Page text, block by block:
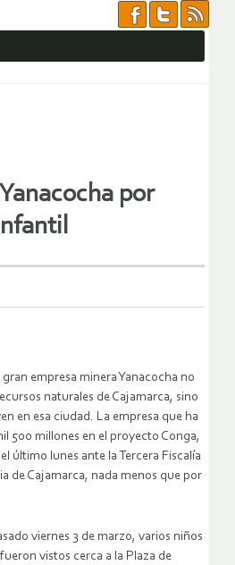
por
empresa minera Yanacocha no
naturales de Cajamarca, sino
en esa ciudad. La empresa que ha
500 millones en el proyecto Conga,
último lunes ante la Tercera Fiscalía
de Cajamarca, nada menos que por
viernes 3 de marzo, varios niños
vistos cerca a la Plaza de